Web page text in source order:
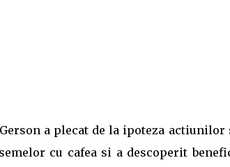
a plecat de la ipoteza
cu cafea si a descoperit